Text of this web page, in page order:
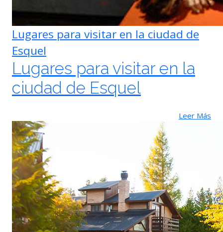
Lugares para visitar en la ciudad de
Esquel
Lugares para visitar en la
ciudad de Esquel
Leer Más